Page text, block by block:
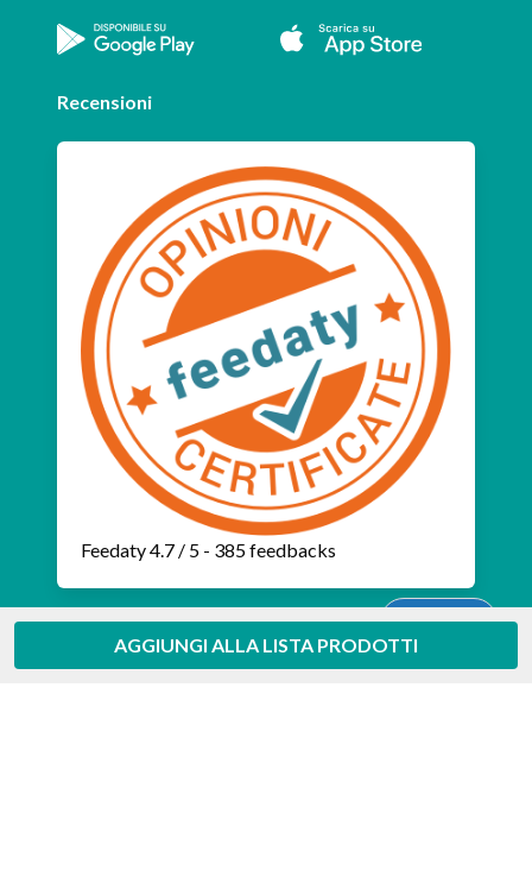
AGGIUNGI ALLA LISTA PRODOTTI
Recensioni
Feedaty4.7 / 5 - 385feedbacks
Aiuto